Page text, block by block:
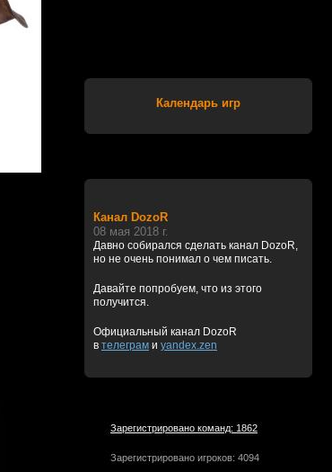
Календарь игр
Канал DozoR
08 мая 2018 г.
Давно собирался сделать канал DozoR,
но не очень понимал о чем писать.
Давайте попробуем, что из этого
получится.
Официальный канал DozoR
в телеграм и yandex.zen
Зарегистрировано команд: 1862
Зарегистрировано игроков: 4094